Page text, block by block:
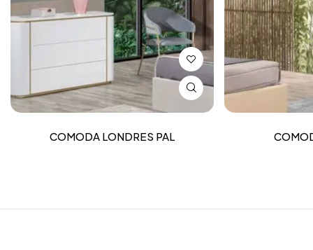
COMODA LONDRES PAL